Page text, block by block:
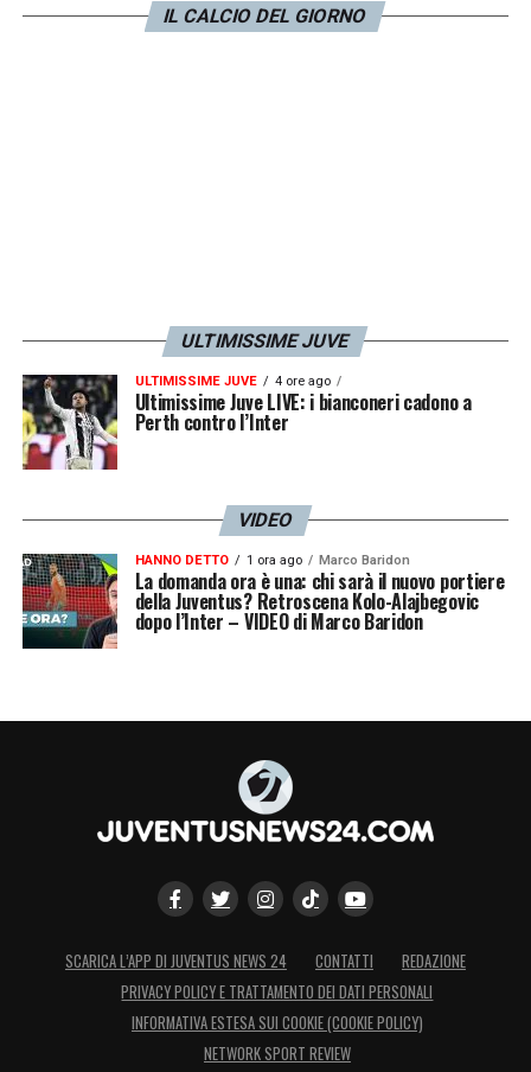
IL CALCIO DEL GIORNO
ULTIMISSIME JUVE
ULTIMISSIME JUVE 4 ore ago
Ultimissime Juve LIVE: i bianconeri cadono a
Perth contro l’Inter
VIDEO
HANNO DETTO 1 ora ago Marco Baridon
La domanda ora è una: chi sarà il nuovo portiere
della Juventus? Retroscena Kolo-Alajbegovic
dopo l’Inter – VIDEO di Marco Baridon
SCARICA L’APP DI JUVENTUS NEWS 24 CONTATTI
REDAZIONE
PRIVACY POLICY E TRATTAMENTO DEI DATI PERSONALI
INFORMATIVA ESTESA SUI COOKIE (COOKIE POLICY)
NETWORK SPORT REVIEW